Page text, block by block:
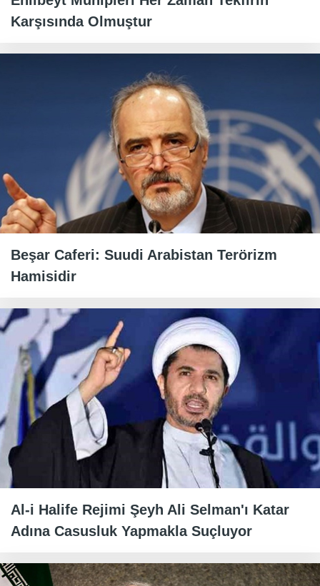
Karşısında Olmuştur
Beşar Caferi: Suudi Arabistan Terörizm
Hamisidir
Al-i Halife Rejimi Şeyh Ali Selman'ı Katar
Adına Casusluk Yapmakla Suçluyor